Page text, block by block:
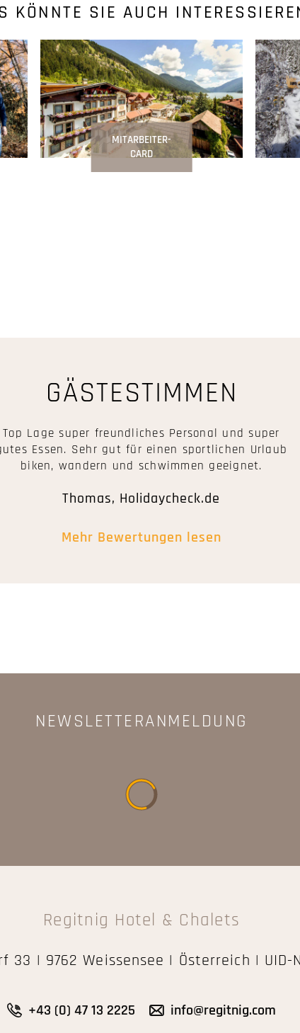
KÖNNTE SIE AUCH
MITARBEITER-
CARD
GÄSTESTIMMEN
Top Lage super freundliches Personal und super
Essen. Sehr gut für einen sportlichen Urlaub
biken, wandern und schwimmen geeignet.
Thomas, Holidaycheck.de
Mehr Bewertungen lesen
NEWSLETTERANMELDUNG
Regitnig Hotel & Chalets
33 | 9762 Weissensee | Österreich | UID-
+43 (0) 47 13 2225 info@regitnig.com